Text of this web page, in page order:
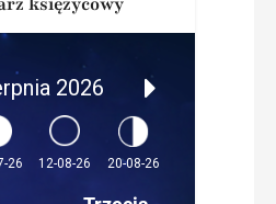
2026
26 12-08-26 20-08-26